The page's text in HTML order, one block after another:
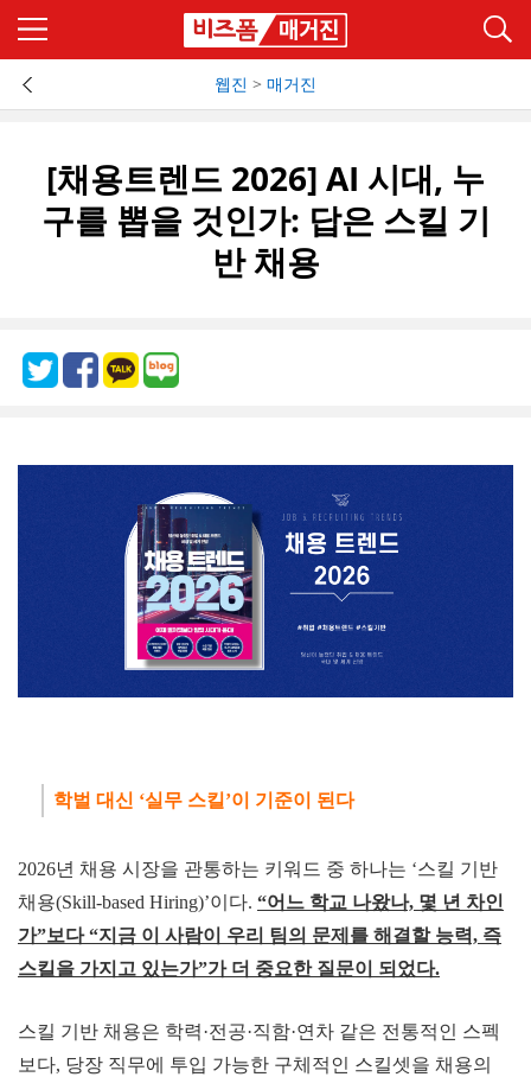
웹진 > 매거진
[채용트렌드 2026] AI 시대, 누
구를 뽑을 것인가: 답은 스킬 기
반 채용
학벌 대신 ‘실무 스킬’이 기 준이 된다
2026년 채용 시장을 관통하는 키워드 중 하나는 ‘스킬 기반
채용(Skill-based Hiring)’이다. “어느 학교 나왔나, 몇 년 차인
가”보다 “지금 이 사람이 우리 팀의 문제를 해결할 능력, 즉
스킬을 가지고 있는가”가 더 중요한 질 문이 되었다.
스킬 기반 채용은 학력·전공·직함·연차 같은 전통적인 스펙
보다, 당장 직무에 투입 가능한 구체적인 스킬셋을 채용의